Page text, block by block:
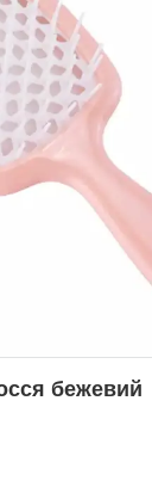
бежевий